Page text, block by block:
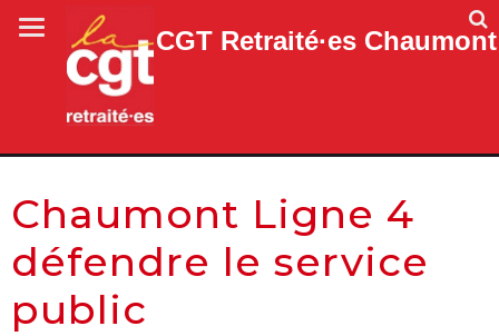
CGT Retraité·es Chaumont
Chaumont Ligne 4
défendre le service
public